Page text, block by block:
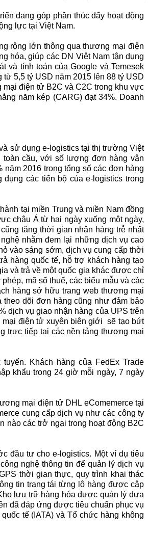
đang góp phần thúc đẩy hoạt động
lực tại Việt Nam.
rộng lớn thông qua thương mại điện
hóa, giúp các DN Việt Nam tận dụng
và tính toán của Google và Temesek
5,5 tỷ USD năm 2015 lên 88 tỷ USD
điện tử B2C và C2C trong khu vực
năm kép (CARG) đạt 34%. Doanh
sử dụng e-logistics tại thị trường Việt
toàn cầu, với số lượng đơn hàng vận
2016 trong tổng số các đơn hàng
các tiến bộ của e-logistics trong
tại miền Trung và miền Nam đồng
châu Á từ hai ngày xuống một ngày,
tăng thời gian nhận hàng trễ nhất
nhằm đem lại những dịch vụ cao
vào sáng sớm, dịch vụ cung cấp thời
hàng quốc tế, hỗ trợ khách hàng tạo
và trả về một quốc gia khác được chỉ
mã số thuế, các biểu mẫu và các
hàng sở hữu trang web thương mại
dõi đơn hàng cũng như đảm bảo
dịch vụ giao nhận hàng của UPS trên
mại điện tử xuyên biên giới sẽ tạo bứt
trực tiếp tại các nền tảng thương mại
Khách hàng của FedEx Trade
khẩu trong 24 giờ mỗi ngày, 7 ngày
mại điện tử DHL eComemerce tại
cung cấp dịch vụ như các công ty
nào các trở ngại trong hoạt động B2C
đầu tư cho e-logistics. Một ví dụ tiêu
nghệ thông tin để quản lý dịch vụ
thời gian thực, quy trình khai thác
tin trạng tái từng lô hàng được cập
lưu trữ hàng hóa được quản lý dựa
đã đáp ứng được tiêu chuẩn phục vụ
tế (IATA) và Tổ chức hàng không